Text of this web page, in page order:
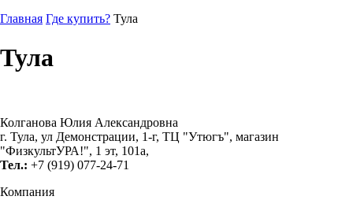
Главная Где купить? Тула
Тула
Колганова Юлия Александровна
г. Тула, ул Демонстрации, 1-г, ТЦ "Утюгъ", магазин
"ФизкультУРА!", 1 эт, 101а,
Тел.: +7 (919) 077-24-71
Компания